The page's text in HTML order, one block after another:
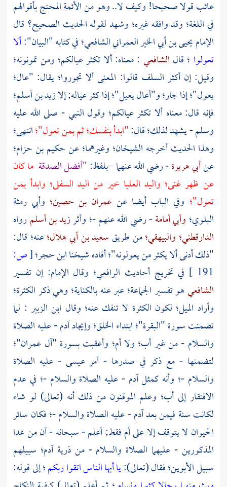
عائب قولا صحيحا! وكيف لا.. وهو من الأئمة المحتج بأقوالهم
في اللغة؛ وقد وافقه غيره؛ وشهد لقوله الحديث الصحيح؟ قال
الإماميحيى بن أبي الخير العمراني الشافعي؛في كتابه "البيان":ألا
تعولوا ؛ قال الشافعي : معناه: ألا تكثر عيالكم؛ ومن تمونونه؛
وقيل: إن أكثر السلف قالوا: المعنى ألا تجوروا؛ يقال: "عال؛
يعول"؛ إذا جار؛ و"أعال يعيل"؛ إذا كثر عياله; إلا زيد بن أسلم؛
فإنه قال: معناه ألا تكثر عيالكم؛ وقول النبي - صلى الله عليه
وسلم - يشهد لذلك؛ قال:"ابدأ بنفسك؛ ثم بمن تعول"؛انتهى؛
وهذا الحديث أخرجه الشيخان؛ وغيرهما؛ عنحكيم بن حزام؛
عنأبي هريرة- رضي الله عنهما –بلفظ:"أفضل الصدقة ما كان
عن ظهر غنى؛ واليد العليا خير من اليد السفلى؛ وابدأ بمن
تعول"؛ وفي الباب أيضا عن عمران بن حصين؛ وأبي رمثة
البلوي؛ وأبي أمامة- رضي الله عنهم -؛ وأثرزيد بن أسلمرواه
الدارقطني؛ والبيهقي؛من طريقسعيد بن أبي هلال؛عنه؛ قال:
"ذلك أدنى ألا يكثر من يعولونه"؛ أفاده شيخناابن حجر؛[ص:
191 ]
في تخريج أحاديث الرافعي؛ وقال الإمام:إن تفسير
الشافعيهو تفسير الجماعة؛ عبر عنه بالكناية؛ وهي ذكر الكثرة؛
وأراد الميل؛ لكون الكثرة لا تنفك عنه؛ وقال ابن الزبير : لما
تضمنت سورة "البقرة"؛ ابتداء الخلق؛ وإيجادآدم- عليه الصلاة
والسلام - من غير أب؛ ولا أم؛ وأعقبت بسورة "آل عمران"؛
لتضمنها - مع ذكر في صدرها - أمرعيسى- عليه الصلاة
والسلام -؛ وأنه كمثلآدم- عليه الصلاة والسلام -؛ في عدم
الافتقار إلى أب؛ وعلم الموقنون من ذلك أنه (تعالى) لو شاء
لكانت سنة فيمن بعدآدم- عليه الصلاة والسلام -؛ فكان سائر
الحيوان لا يتوقف إلا على أم فقط; أعلم - سبحانه - أن من عدا
المذكورين - عليهما الصلاة والسلام - من ذريةآدم؛ سبيلهم
سبيل الأبوين؛ فقال (تعالى):يا أيها الناس اتقوا ربكم؛ إلى قوله: